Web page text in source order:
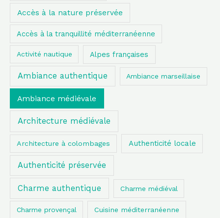
Accès à la nature préservée
Accès à la tranquillité méditerranéenne
Activité nautique Alpes françaises
Ambiance authentique Ambiance marseillaise
Ambiance médiévale
Architecture médiévale
Architecture à colombages Authenticité locale
Authenticité préservée
Charme authentique Charme médiéval
Charme provençal Cuisine méditerranéenne